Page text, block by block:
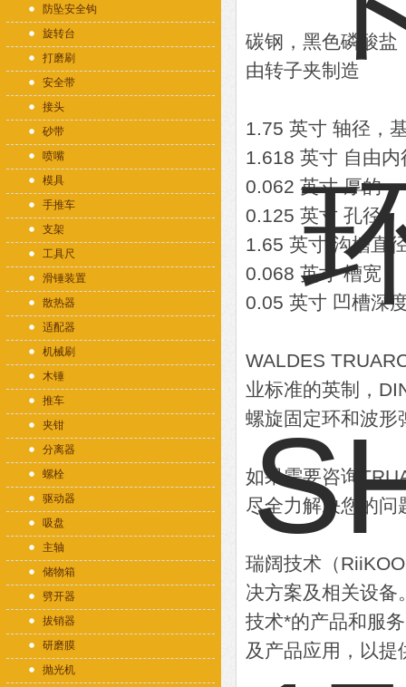
防坠安全钩
旋转台
打磨刷
安全带
接头
砂带
喷嘴
模具
手推车
支架
工具尺
滑锤装置
散热器
适配器
机械刷
木锤
推车
夹钳
分离器
螺栓
驱动器
吸盘
主轴
储物箱
劈开器
拔销器
研磨膜
抛光机
碳钢，黑色磷酸盐
由转子夹制造
1.75 英寸 轴径，
1.618 英寸 自由内
0.062 英寸 厚的
0.125 英寸 孔径
1.65 英寸 沟槽直
0.068 英寸 槽宽
0.05 英寸 凹槽深
WALDES
业标准的英制，
螺旋固定环和波形
如果需要咨询
尽全力解决您的问
瑞阔技术（
决方案及相关设备
技术*的产品和服
及产品应用，以提